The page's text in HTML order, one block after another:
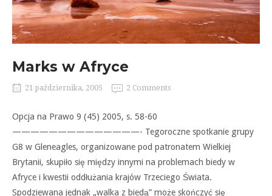
Marks w Afryce
21 października, 2005 2 Comments
Opcja na Prawo 9 (45) 2005, s. 58-60
——————————————- Tegoroczne spotkanie grupy
G8 w Gleneagles, organizowane pod patronatem Wielkiej
Brytanii, skupiło się między innymi na problemach biedy w
Afryce i kwestii oddłużania krajów Trzeciego Świata.
Spodziewana jednak „walka z biedą” może skończyć się